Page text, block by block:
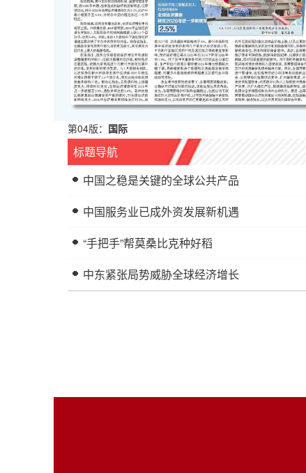
第04版： 国际
标题导航
中国之稳是关键的全球公共产品
中国服务业已成外资发展新机遇
“手把手”帮莫桑比克种好稻
中东紧张局势威胁全球经济增长